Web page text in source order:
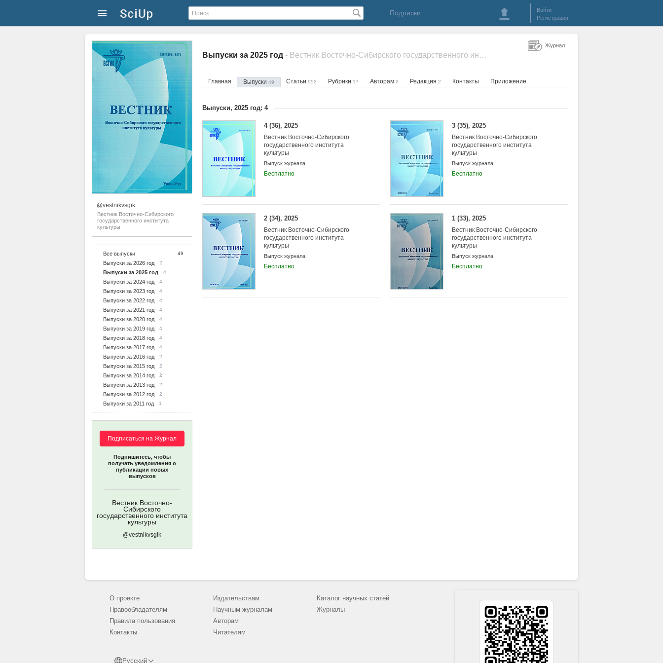
Подписки
Войти
Регистрация
@vestnikvsgik
Вестник Восточно-Сибирского
государственного института
культуры
Все выпуски 49
Выпуски за 2026 год 2
Выпуски за 2025 год 4
Выпуски за 2024 год 4
Выпуски за 2023 год 4
Выпуски за 2022 год 4
Выпуски за 2021 год 4
Выпуски за 2020 год 4
Выпуски за 2019 год 4
Выпуски за 2018 год 4
Выпуски за 2017 год 4
Выпуски за 2016 год 2
Выпуски за 2015 год 2
Выпуски за 2014 год 2
Выпуски за 2013 год 2
Выпуски за 2012 год 2
Выпуски за 2011 год 1
Подписаться на Журнал
Подпишитесь, чтобы
получать уведомления о
публикации новых
выпусков
Вестник Восточно-
Сибирского
государственного института
культуры
@vestnikvsgik
Выпуски за 2025 год - Вестник Восточно-Сибирского государственного института культуры
Главная Выпуски 49 Статьи 952 Рубрики 17 Авторам 2 Редакция 2 Контакты Приложение
Выпуски, 2025 год: 4
4 (36), 2025
Вестник Восточно-Сибирского
государственного института
культуры
Выпуск журнала
Бесплатно
3 (35), 2025
Вестник Восточно-Сибирского
государственного института
культуры
Выпуск журнала
Бесплатно
2 (34), 2025
Вестник Восточно-Сибирского
государственного института
культуры
Выпуск журнала
Бесплатно
1 (33), 2025
Вестник Восточно-Сибирского
государственного института
культуры
Выпуск журнала
Бесплатно
Журнал
О проекте
Правообладателям
Правила пользования
Контакты
Русский
Издательствам
Научным журналам
Авторам
Читателям
Каталог научных статей
Журналы